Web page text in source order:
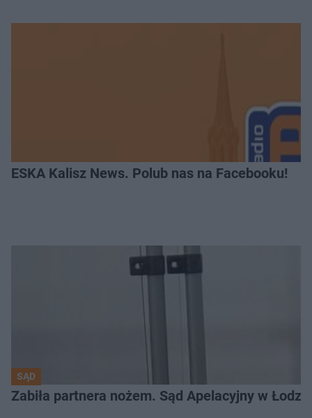
ESKA Kalisz News. Polub nas na Facebooku!
SĄD
Zabiła partnera nożem. Sąd Apelacyjny w Łodzi